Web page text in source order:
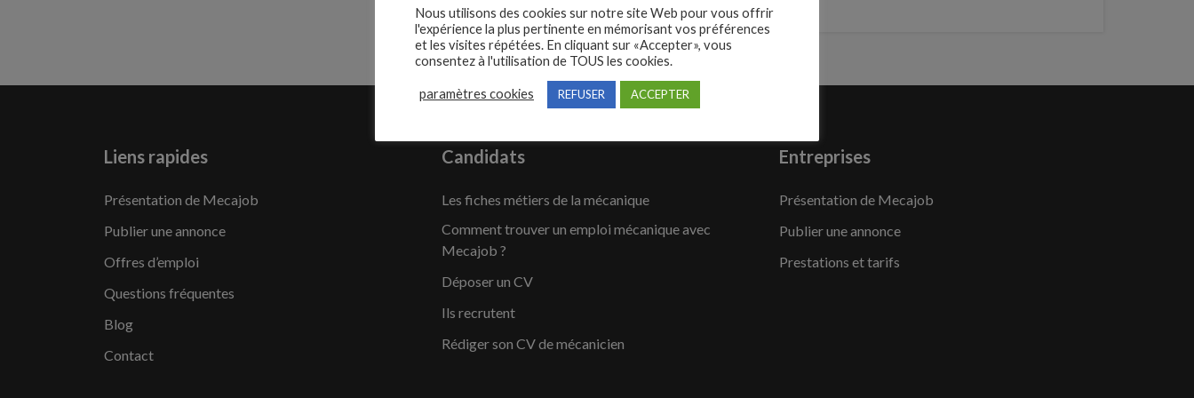
Liens rapides
Présentation de Mecajob
Publier une annonce
Offres d’emploi
Questions fréquentes
Blog
Contact
Candidats
Les fiches métiers de la mécanique
Comment trouver un emploi mécanique avec
Mecajob ?
Déposer un CV
Ils recrutent
Rédiger son CV de mécanicien
Entreprises
Présentation de Mecajob
Publier une annonce
Prestations et tarifs
Nous utilisons des cookies sur notre site Web pour vous offrir
l'expérience la plus pertinente en mémorisant vos préférences
et les visites répétées. En cliquant sur «Accepter», vous
consentez à l'utilisation de TOUS les cookies.
paramètres cookies REFUSER ACCEPTER